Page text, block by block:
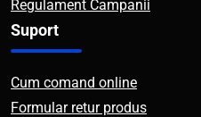
Regulament Campanii
Suport
Cum comand online
Formular retur produs